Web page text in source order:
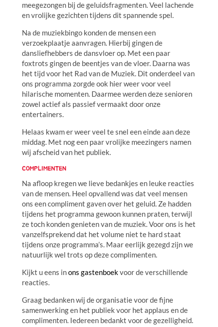
meegezongen bij de geluidsfragmenten. Veel lachende
en vrolijke gezichten tijdens dit spannende spel.
Na de muziekbingo konden de mensen een
verzoekplaatje aanvragen. Hierbij gingen de
dansliefhebbers de dansvloer op. Met een paar
foxtrots gingen de beentjes van de vloer. Daarna was
het tijd voor het Rad van de Muziek. Dit onderdeel van
ons programma zorgde ook hier weer voor veel
hilarische momenten. Daarmee werden deze senioren
zowel actief als passief vermaakt door onze
entertainers.
Helaas kwam er weer veel te snel een einde aan deze
middag. Met nog een paar vrolijke meezingers namen
wij afscheid van het publiek.
COMPLIMENTEN
Na afloop kregen we lieve bedankjes en leuke reacties
van de mensen. Heel opvallend was dat veel mensen
ons een compliment gaven over het geluid. Ze hadden
tijdens het programma gewoon kunnen praten, terwijl
ze toch konden genieten van de muziek. Voor ons is het
vanzelfsprekend dat het volume niet te hard staat
tijdens onze programma’s. Maar eerlijk gezegd zijn we
natuurlijk wel trots op deze complimenten.
Kijkt u eens inons gastenboekvoor de verschillende
reacties.
Graag bedanken wij de organisatie voor de fijne
samenwerking en het publiek voor het applaus en de
complimenten. Iedereen bedankt voor de gezelligheid.